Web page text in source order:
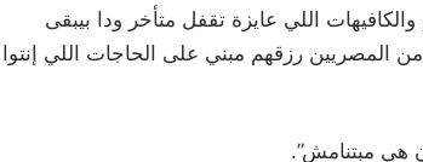
اللي عايزة تقفل متأخر ودا بيبقى
رزقهم مبني على الحاجات اللي إنتوا
هي مبتنامش”.